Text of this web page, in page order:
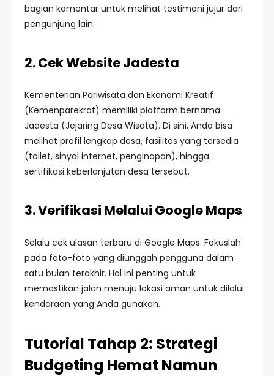
bagian komentar untuk melihat testimoni jujur dari
pengunjung lain.
2. Cek Website Jadesta
Kementerian Pariwisata dan Ekonomi Kreatif
(Kemenparekraf) memiliki platform bernama
Jadesta (Jejaring Desa Wisata). Di sini, Anda bisa
melihat profil lengkap desa, fasilitas yang tersedia
(toilet, sinyal internet, penginapan), hingga
sertifikasi keberlanjutan desa tersebut.
3. Verifikasi Melalui Google Maps
Selalu cek ulasan terbaru di Google Maps. Fokuslah
pada foto-foto yang diunggah pengguna dalam
satu bulan terakhir. Hal ini penting untuk
memastikan jalan menuju lokasi aman untuk dilalui
kendaraan yang Anda gunakan.
Tutorial Tahap 2: Strategi
Budgeting Hemat Namun